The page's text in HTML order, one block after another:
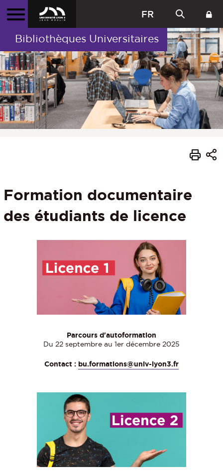
FR
Bibliothèques Universitaires
Formation documentaire
des étudiants de licence
Parcours d'autoformation
Du 22 septembre au 1er décembre 2025
Contact : bu.formations@univ-lyon3.fr